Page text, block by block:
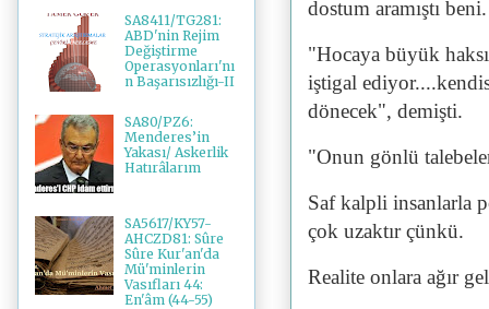
dostum aramıştı beni.
"Hocaya büyük
iştigal
dönecek", demişti.
"Onun gönlü
Saf kalpli insanlarla
çok uzaktır çünkü.
Realite onlara ağır
SA8411/TG281:
ABD'nin Rejim
Değiştirme
Operasyonları'nı
n Başarısızlığı-II
SA80/PZ6:
Menderes’in
Yakası/ Askerlik
Hatırâlarım
SA5617/KY57-
AHCZD81: Sûre
Sûre Kur'an'da
Mü'minlerin
Vasıfları 44:
En'âm (44-55)